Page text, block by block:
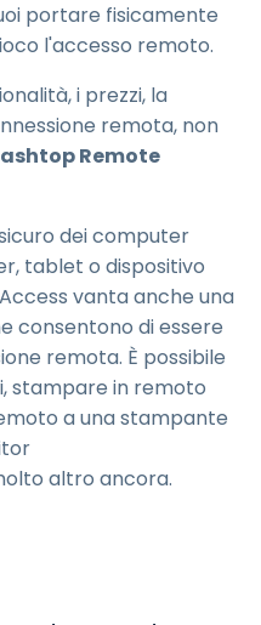
portare fisicamente
l'accesso remoto.
i prezzi, la
remota, non
Remote
dei computer
tablet o dispositivo
vanta anche una
consentono di essere
remota. È possibile
stampare in remoto
a una stampante
altro ancora.